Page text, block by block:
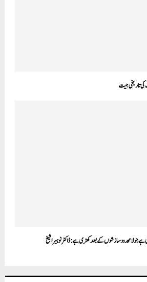
کی تاریخی جیت
ہےجو لا محدود سازشوں کے بعد کھڑی ہے:ڈاکٹر نوہیرا شیخ